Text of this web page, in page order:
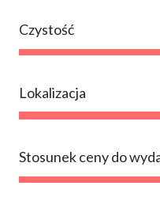
Czystość
Lokalizacja
Stosunek ceny do